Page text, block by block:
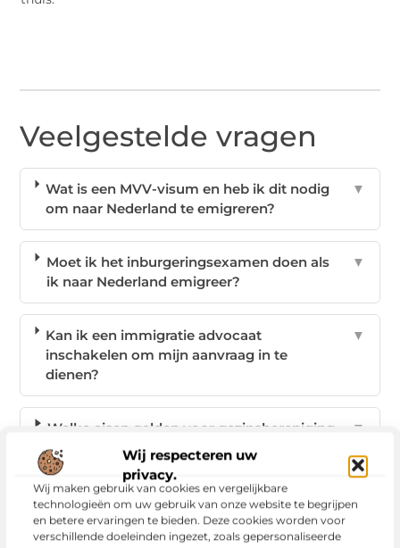
Wij respecteren uw
privacy.
Wij maken gebruik van cookies en vergelijkbare
technologieën om uw gebruik van onze website te begrijpen
en betere ervaringen te bieden. Deze cookies worden voor
verschillende doeleinden ingezet, zoals gepersonaliseerde
Veelgestelde vragen
Wat is een MVV-visum en heb ik dit nodig
om naar Nederland te emigreren?
▼
Moet ik het inburgeringsexamen doen als
ik naar Nederland emigreer?
▼
Kan ik een immigratie advocaat
inschakelen om mijn aanvraag in te
dienen?
▼
Welke eisen gelden voor gezinshereniging
in Nederland?
▼
Wat is het eerste wat ik na aankomst in
Nederland moet regelen?
▼